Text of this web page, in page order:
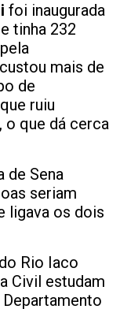
foi inaugurada
tinha 232
mais de
de
ruiu
o que dá cerca
de Sena
seriam
ligava os dois
Rio Iaco
Civil estudam